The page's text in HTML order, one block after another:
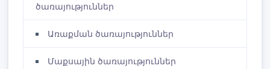
ծառայություններ
Առաքման ծառայություններ
Մաքսային ծառայություններ